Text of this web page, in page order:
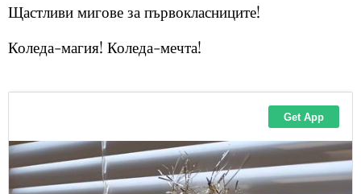
Щастливи мигове за първокласниците!
Коледа-магия! Коледа-мечта!